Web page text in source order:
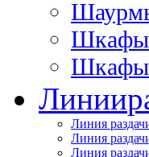
Шкафы
Шкафы
Линии
Линия
Линия
Линия